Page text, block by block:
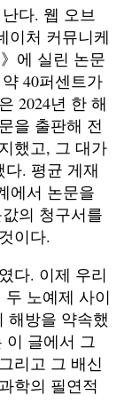
다. 웹 오브
이처 커뮤니케
에 실린 논문
40퍼센트가
2024년 한 해
을 출판해 전
했고, 그 대가
. 평균 게재
에서 논문을
의 청구서를
이다.
다. 이제 우리
노예제 사이
해방을 약속했
이 글에서 그
리고 그 배신
학의 필연적